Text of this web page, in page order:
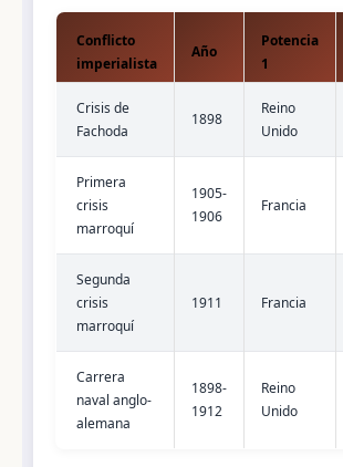
Conflicto
imperialista
Año
Potencia
1
Crisis de
Fachoda
1898
Reino
Unido
Primera
crisis
marroquí
1905-
1906
Francia
Segunda
crisis
marroquí
1911 Francia
Carrera
naval anglo-
alemana
1898-
1912
Reino
Unido